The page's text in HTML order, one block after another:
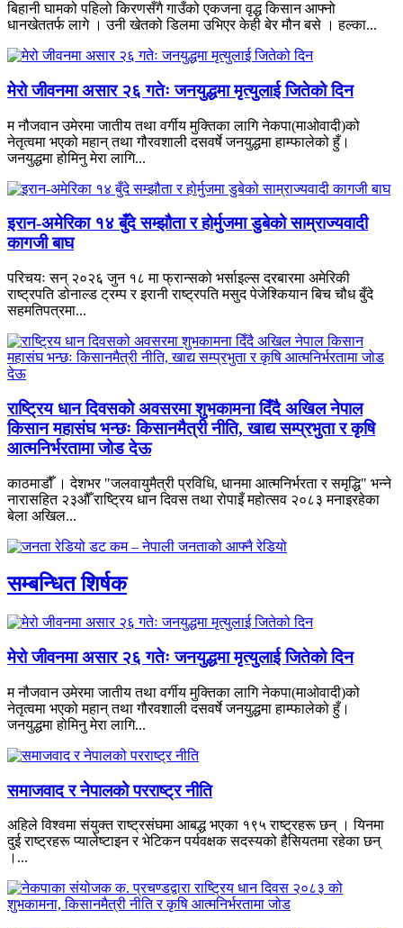
बिहानी घामको पहिलो किरणसँगै गाउँको एकजना वृद्ध किसान आफ्नो
धानखेततर्फ लागे । उनी खेतको डिलमा उभिएर केही बेर मौन बसे । हल्का...
मेरो जीवनमा असार २६ गतेः जनयुद्धमा मृत्युलाई जितेको दिन
म नौजवान उमेरमा जातीय तथा वर्गीय मुक्तिका लागि नेकपा(माओवादी)को
नेतृत्वमा भएको महान् तथा गौरवशाली दसवर्षे जनयुद्धमा हाम्फालेको हुँ।
जनयुद्धमा होमिनु मेरा लागि...
इरान-अमेरिका १४ बुँदे सम्झौता र होर्मुजमा डुबेको साम्राज्यवादी
कागजी बाघ
परिचयः सन् २०२६ जुन १८ मा फ्रान्सको भर्साइल्स दरबारमा अमेरिकी
राष्ट्रपति डोनाल्ड ट्रम्प र इरानी राष्ट्रपति मसुद पेजेश्कियान बिच चौध बुँदे
सहमतिपत्रमा...
राष्ट्रिय धान दिवसको अवसरमा शुभकामना दिँदै अखिल नेपाल
किसान महासंघ भन्छः किसानमैत्री नीति, खाद्य सम्प्रभुता र कृषि
आत्मनिर्भरतामा जोड देऊ
काठमाडौँ । देशभर "जलवायुमैत्री प्रविधि, धानमा आत्मनिर्भरता र समृद्धि" भन्ने
नारासहित २३औँ राष्ट्रिय धान दिवस तथा रोपाइँ महोत्सव २०८३ मनाइरहेका
बेला अखिल...
सम्बन्धित शिर्षक
मेरो जीवनमा असार २६ गतेः जनयुद्धमा मृत्युलाई जितेको दिन
म नौजवान उमेरमा जातीय तथा वर्गीय मुक्तिका लागि नेकपा(माओवादी)को
नेतृत्वमा भएको महान् तथा गौरवशाली दसवर्षे जनयुद्धमा हाम्फालेको हुँ।
जनयुद्धमा होमिनु मेरा लागि...
समाजवाद र नेपालको परराष्ट्र नीति
अहिले विश्वमा संयुक्त राष्ट्रसंघमा आबद्ध भएका १९५ राष्ट्रहरू छन् । यिनमा
दुई राष्ट्रहरू प्यालेष्टाइन र भेटिकन पर्यवक्षक सदस्यको हैसियतमा रहेका छन्
।...